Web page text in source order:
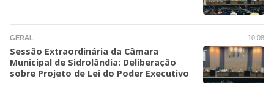
10:08
GERAL
Sessão Extraordinária da Câmara
Municipal de Sidrolândia: Deliberação
sobre Projeto de Lei do Poder Executivo